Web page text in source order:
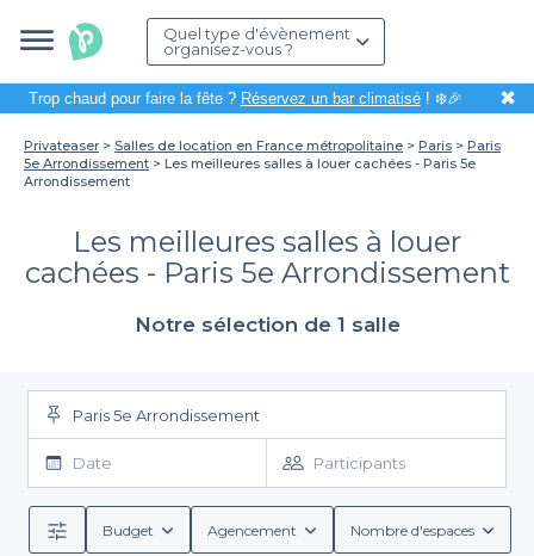
Quel type d'évènement
organisez-vous ?
Trop chaud pour faire la fête ? Réservez un bar climatisé! ❄️🎉 ✖
Privateaser Salles de location en France métropolitaine Paris
Paris
5e Arrondissement
Les meilleures salles à louer cachées - Paris 5e
Arrondissement
Les meilleures salles à louer
cachées - Paris 5e Arrondissement
Notre sélection de 1 salle
Paris 5e Arrondissement
Date Participants
Budget Agencement Nombre d'espaces